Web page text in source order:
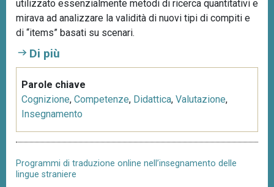
utilizzato essenzialmente metodi di ricerca quantitativi e
mirava ad analizzare la validità di nuovi tipi di compiti e
di “items” basati su scenari.
Di più
Parole chiave
Cognizione, Competenze, Didattica, Valutazione,
Insegnamento
Programmi di traduzione online nell’insegnamento delle
lingue straniere